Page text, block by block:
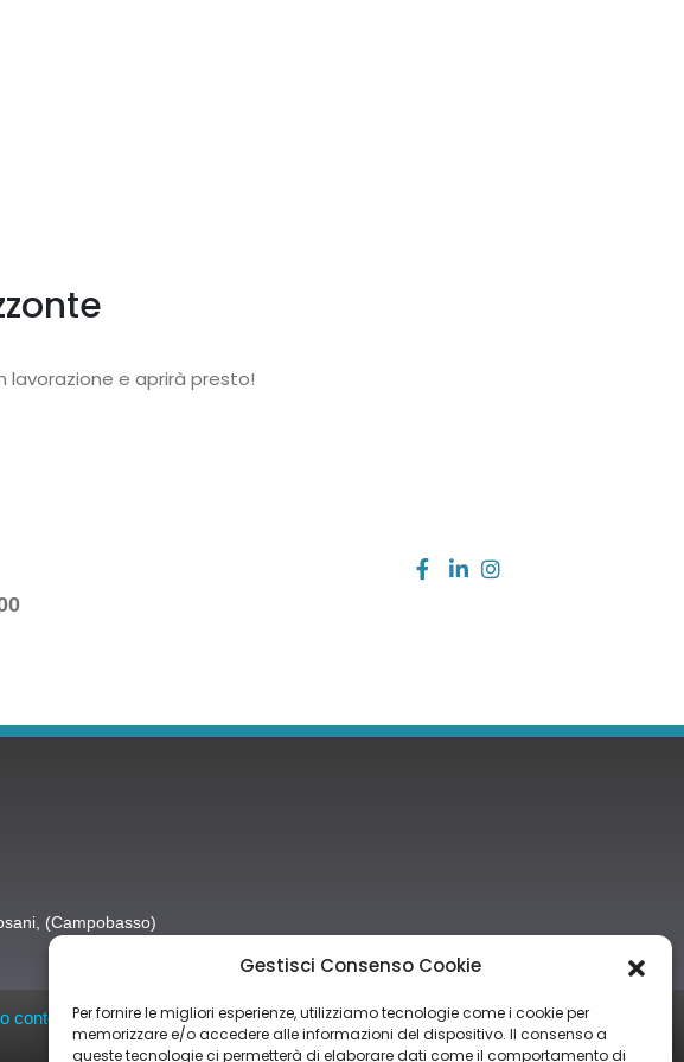
Gestisci Consenso Cookie
Per fornire le migliori esperienze, utilizziamo tecnologie come i cookie per
memorizzare e/o accedere alle informazioni del dispositivo. Il consenso a
queste tecnologie ci permetterà di elaborare dati come il comportamento di
lavorazione e aprirà presto!
(Campobasso)
nel Registro nazionale degli aiuti di Stato di cui all’art. 52 della L. 234/2012” e